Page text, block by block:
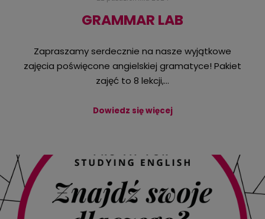
GRAMMAR LAB
Zapraszamy serdecznie na nasze wyjątkowe
zajęcia poświęcone angielskiej gramatyce! Pakiet
zajęć to 8 lekcji,…
Dowiedz się więcej